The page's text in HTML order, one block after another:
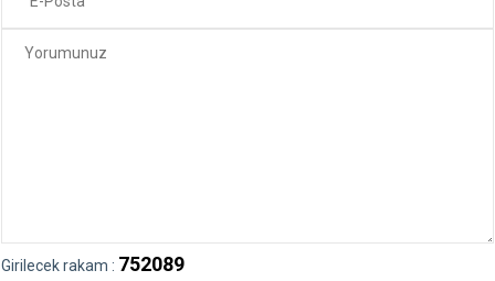
Girilecek rakam : 752089